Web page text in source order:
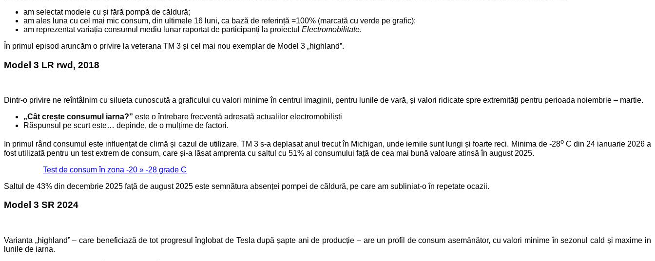
am selectat modele cu și fără pompă de căldură;
am ales luna cu cel mai mic consum, din ultimele 16 luni, ca bază de referință =100% (marcată cu verde pe grafic);
am reprezentat variația consumul mediu lunar raportat de participanți la proiectul Electromobilitate.
În primul episod aruncăm o privire la veterana TM 3 și cel mai nou exemplar de Model 3 „highland”.
Model 3 LR rwd, 2018
Dintr-o privire ne reîntâlnim cu silueta cunoscută a graficului cu valori minime în centrul imaginii, pentru lunile de vară, și valori ridicate spre extremități pentru perioada noiembrie – martie.
„Cât crește consumul iarna?” este o întrebare frecventă adresată actualilor electromobiliști
Răspunsul pe scurt este… depinde, de o mulțime de factori.
In primul rând consumul este influențat de climă și cazul de utilizare. TM 3 s-a deplasat anul trecut în Michigan, unde iernile sunt lungi și foarte reci. Minima de -28oC din 24 ianuarie 2026 a
fost utilizată pentru un test extrem de consum, care și-a lăsat amprenta cu saltul cu 51% al consumului față de cea mai bună valoare atinsă în august 2025.
Test de consum în zona -20 » -28 grade C
Saltul de 43% din decembrie 2025 față de august 2025 este semnătura absenței pompei de căldură, pe care am subliniat-o în repetate ocazii.
Model 3 SR 2024
Varianta „highland” – care beneficiază de tot progresul înglobat de Tesla după șapte ani de producție – are un profil de consum asemănător, cu valori minime în sezonul cald și maxime in
lunile de iarna.